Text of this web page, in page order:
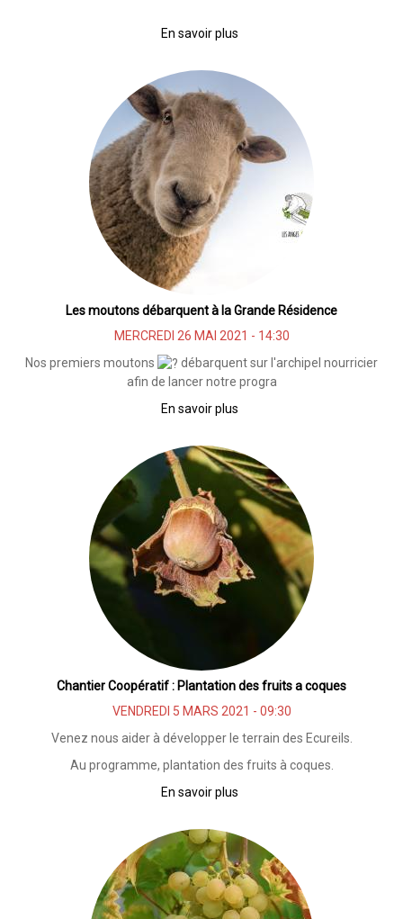
En savoir plus
On
crée
un
archipel
-
insectes
Les moutons débarquent à la Grande Résidence
MERCREDI 26 MAI 2021 - 14:30
Nos premiers moutons
débarquent sur l'archipel nourricier
afin de lancer notre progra
En savoir plus
débarquent
à
la
Grande
Résidence
Chantier Coopératif : Plantation des fruits a coques
VENDREDI 5 MARS 2021 - 09:30
Venez nous aider à développer le terrain des Ecureils.
Au programme, plantation des fruits à coques.
En savoir plus
Plantation
des
fruits